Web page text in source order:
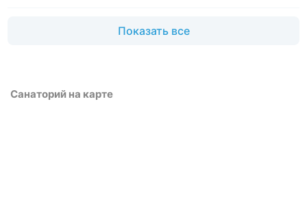
Показать все
Санаторий на карте